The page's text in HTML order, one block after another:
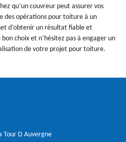
qu’un couvreur peut assurer vos
des opérations pour toiture à un
d’obtenir un résultat fiable et
choix et n’hésitez pas à engager un
de votre projet pour toiture.
Tour D Auvergne